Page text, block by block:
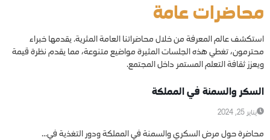
محاضرات عامة
استكشف عالم المعرفة من خلال محاضراتنا العامة المثرية. يقدمها خبراء
محترمون، تغطي هذه الجلسات المثيرة مواضيع متنوعة، مما يقدم نظرة قيمة
ويعزز ثقافة التعلم المستمر داخل المجتمع.
محاضرات عامة
السكر والسمنة في المملكة
يناير 25, 2024
محاضرة حول مرض السكري والسمنة في المملكة ودور التغذية في...